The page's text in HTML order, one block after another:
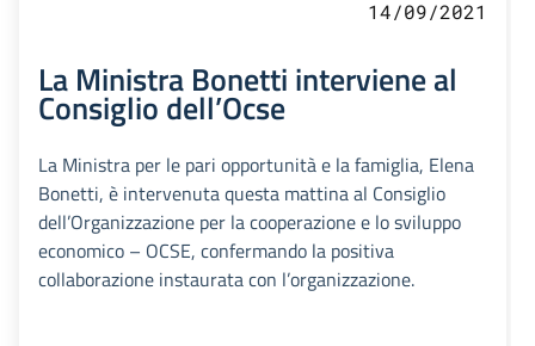
14/09/2021
La Ministra Bonetti interviene al
Consiglio dell’Ocse
La Ministra per le pari opportunità e la famiglia, Elena
Bonetti, è intervenuta questa mattina al Consiglio
dell’Organizzazione per la cooperazione e lo sviluppo
economico – OCSE, confermando la positiva
collaborazione instaurata con l’organizzazione.